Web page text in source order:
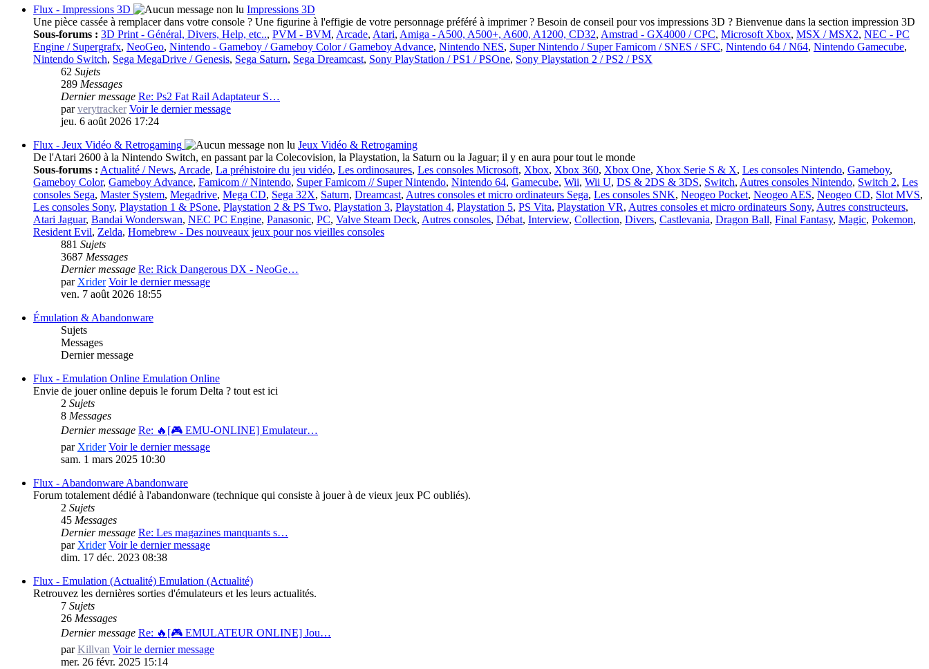
Flux - Impressions 3D
Impressions 3D
Une pièce cassée à remplacer dans votre console ? Une figurine à l'effigie de votre personnage préféré à imprimer ? Besoin de conseil pour vos impressions 3D ? Bienvenue dans la section impression 3D
Sous-forums : 3D Print - Général, Divers, Help, etc.., PVM - BVM, Arcade, Atari, Amiga - A500, A500+, A600, A1200, CD32, Amstrad - GX4000 / CPC, Microsoft Xbox, MSX / MSX2, NEC - PC
Engine / Supergrafx, NeoGeo, Nintendo - Gameboy / Gameboy Color / Gameboy Advance, Nintendo NES, Super Nintendo / Super Famicom / SNES / SFC, Nintendo 64 / N64, Nintendo Gamecube,
Nintendo Switch, Sega MegaDrive / Genesis, Sega Saturn, Sega Dreamcast, Sony PlayStation / PS1 / PSOne, Sony Playstation 2 / PS2 / PSX
62 Sujets
289 Messages
Dernier message Re: Ps2 Fat Rail Adaptateur S…
parverytracker Voir le dernier message
jeu. 6 août 2026 17:24
Flux - Jeux Vidéo & Retrogaming
Jeux Vidéo & Retrogaming
De l'Atari 2600 à la Nintendo Switch, en passant par la Colecovision, la Playstation, la Saturn ou la Jaguar; il y en aura pour tout le monde
Sous-forums : Actualité / News, Arcade, La préhistoire du jeu vidéo, Les ordinosaures, Les consoles Microsoft, Xbox, Xbox 360, Xbox One, Xbox Serie S & X, Les consoles Nintendo, Gameboy,
Gameboy Color, Gameboy Advance, Famicom // Nintendo, Super Famicom // Super Nintendo, Nintendo 64, Gamecube, Wii, Wii U, DS & 2DS & 3DS, Switch, Autres consoles Nintendo, Switch 2, Les
consoles Sega, Master System, Megadrive, Mega CD, Sega 32X, Saturn, Dreamcast, Autres consoles et micro ordinateurs Sega, Les consoles SNK, Neogeo Pocket, Neogeo AES, Neogeo CD, Slot MVS,
Les consoles Sony, Playstation 1 & PSone, Playstation 2 & PS Two, Playstation 3, Playstation 4, Playstation 5, PS Vita, Playstation VR, Autres consoles et micro ordinateurs Sony, Autres constructeurs,
Atari Jaguar, Bandai Wonderswan, NEC PC Engine, Panasonic, PC, Valve Steam Deck, Autres consoles, Débat, Interview, Collection, Divers, Castlevania, Dragon Ball, Final Fantasy, Magic, Pokemon,
Resident Evil, Zelda, Homebrew - Des nouveaux jeux pour nos vieilles consoles
881 Sujets
3687 Messages
Dernier message Re: Rick Dangerous DX - NeoGe…
par Xrider Voir le dernier message
ven. 7 août 2026 18:55
Émulation & Abandonware
Sujets
Messages
Dernier message
Flux - Emulation Online Emulation Online
Envie de jouer online depuis le forum Delta ? tout est ici
2 Sujets
8 Messages
Dernier message Re: 🔥[🎮 EMU-ONLINE] Emulateur…
par Xrider Voir le dernier message
sam. 1 mars 2025 10:30
Flux - Abandonware Abandonware
Forum totalement dédié à l'abandonware (technique qui consiste à jouer à de vieux jeux PC oubliés).
2 Sujets
45 Messages
Dernier message Re: Les magazines manquants s…
par Xrider Voir le dernier message
dim. 17 déc. 2023 08:38
Flux - Emulation (Actualité) Emulation (Actualité)
Retrouvez les dernières sorties d'émulateurs et les leurs actualités.
7 Sujets
26 Messages
Dernier message Re: 🔥[🎮 EMULATEUR ONLINE] Jou…
parKillvan Voir le dernier message
mer. 26 févr. 2025 15:14